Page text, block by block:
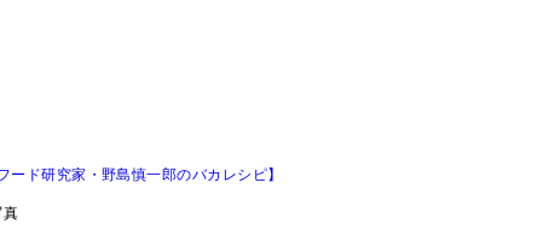
ド研究家・野島慎一郎のバカレシピ】
真